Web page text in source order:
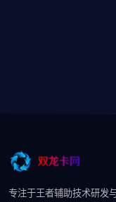
专注于王者辅助技术研发